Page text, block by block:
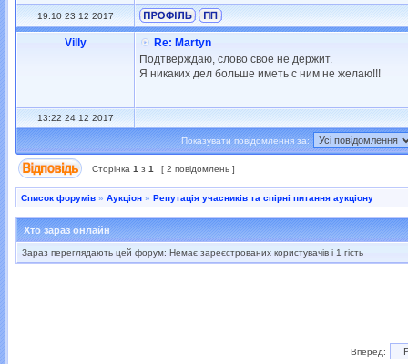
19:10 23 12 2017
Villy
Re: Martyn
Подтверждаю, слово свое не держит.
Я никаких дел больше иметь с ним не желаю!!!
13:22 24 12 2017
Показувати повідомлення за:
Сторінка 1 з 1 [ 2 повідомлень ]
Список форумів » Аукціон » Репутація учасників та спірні питання аукціону
Хто зараз онлайн
Зараз переглядають цей форум: Немає зареєстрованих користувачів і 1 гість
Вперед: